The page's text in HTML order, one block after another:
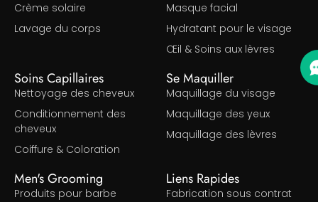
Crème solaire
Lavage du corps
Masque facial
Hydratant pour le visage
Œil & Soins aux lèvres
Soins Capillaires
Nettoyage des cheveux
Conditionnement des
cheveux
Coiffure & Coloration
Se Maquiller
Maquillage du visage
Maquillage des yeux
Maquillage des lèvres
Men's Grooming
Produits pour barbe
Liens Rapides
Fabrication sous contrat